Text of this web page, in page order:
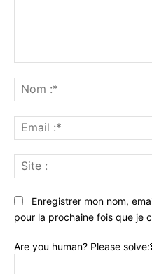
Enregistrer mon nom,
pour la prochaine fois que je
Are you human? Please solve: